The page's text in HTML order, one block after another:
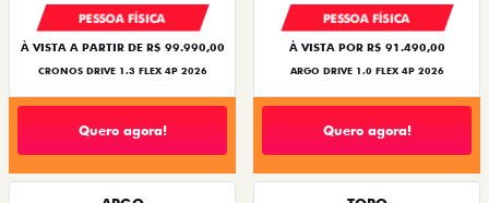
PESSOA FÍSICA
À VISTA A PARTIR DE R$ 99.990,00
CRONOS DRIVE 1.3 FLEX 4P 2026
Quero agora!
PESSOA FÍSICA
À VISTA POR R$ 91.490,00
ARGO DRIVE 1.0 FLEX 4P 2026
Quero agora!